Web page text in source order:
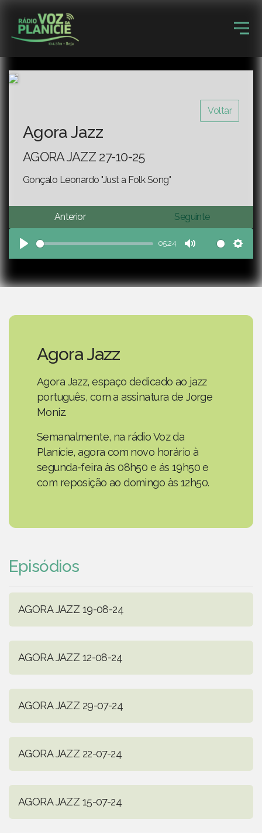
Voltar
Agora Jazz
AGORA JAZZ 27-10-25
Gonçalo Leonardo "Just a Folk Song"
Anterior Seguinte
Play
05:24
Mute
Agora Jazz
Agora Jazz, espaço dedicado ao jazz
português, com a assinatura de Jorge
Moniz.
Semanalmente, na rádio Voz da
Planície, agora com novo horário à
segunda-feira às 08h50 e ás 19h50 e
com reposição ao domingo às 12h50.
Episódios
AGORA JAZZ 19-08-24
AGORA JAZZ 12-08-24
AGORA JAZZ 29-07-24
AGORA JAZZ 22-07-24
AGORA JAZZ 15-07-24